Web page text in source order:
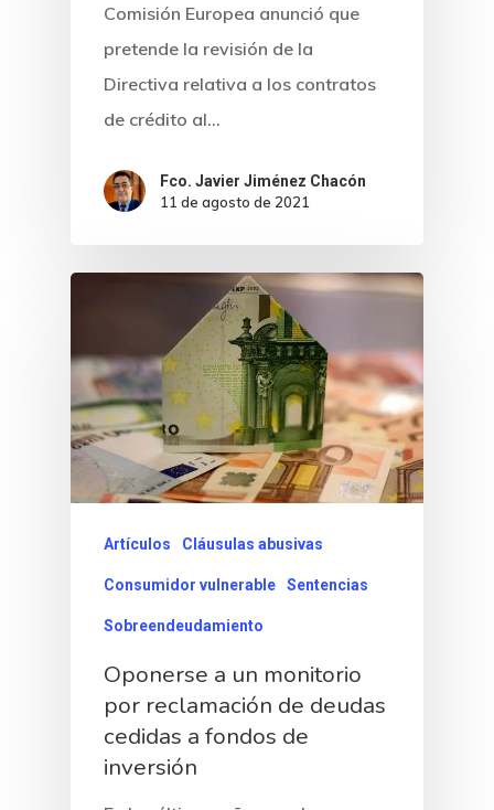
Comisión Europea anunció que
pretende la revisión de la
Directiva relativa a los contratos
de crédito al…
Fco. Javier Jiménez Chacón
11 de agosto de 2021
Artículos Cláusulas abusivas
Consumidor vulnerable Sentencias
Sobreendeudamiento
Oponerse a un monitorio
por reclamación de deudas
cedidas a fondos de
inversión